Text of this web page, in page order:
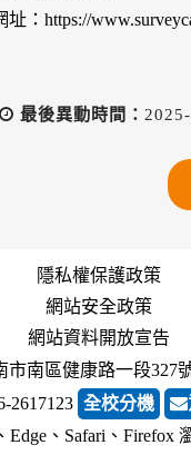
：https://
最後異動時間：
隱私權保護政策
網站安全政策
網站資料開放宣告
市南區健康路一段327
2617123 全校分機
Edge、Safari、Firefox